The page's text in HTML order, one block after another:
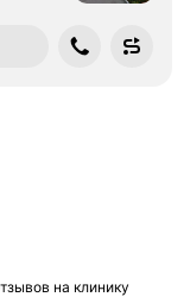
на клинику